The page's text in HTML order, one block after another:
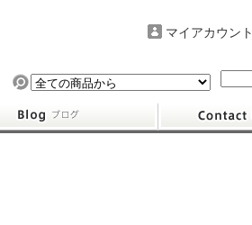
マイアカウント